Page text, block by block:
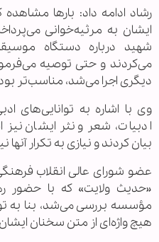
رشاد ادامه داد: بارها
ایشان به مرثیه‌خوانی
شهید درباره دستگاه
می‌کردند و حتی توصیه
دیگری اجرا می‌شد، مناسب‌تر
وی با اشاره به توانایی‌های
ادبیات، شعر و نثر ایشان
بیان کردند و نیازی به تکرار
عضو شورای عالی انقلاب
«حدیث ولایت» که با حضور
مؤسسه بررسی می‌شد، بنا به
هیچ واژه‌ای از متن سخنان